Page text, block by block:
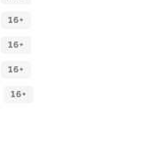
16+
16+
16+
16+